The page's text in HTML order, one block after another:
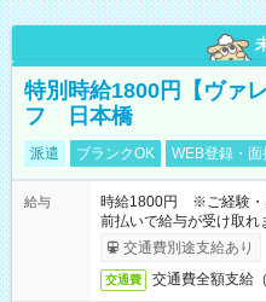
特別時給1800円【ヴァ
フ 日本橋
派遣 ブランクOK WEB登録・面
給与
時給1800円 ※ご経験・
前払いで給与が受け取れ
交通費別途支給あり
交通費 交通費全額支給